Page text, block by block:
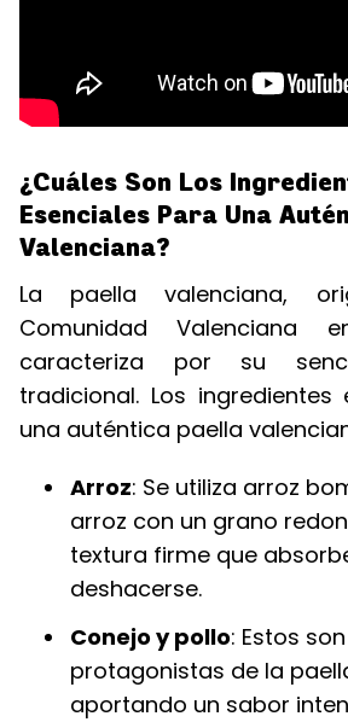
¿Cuáles Son Los
Esenciales Para Una
Valenciana?
La paella valenciana,
Comunidad Valenciana
caracteriza por su
tradicional. Los ingredientes
una auténtica paella
Arroz: Se utiliza arroz
arroz con un grano
textura firme que
deshacerse.
Conejo y pollo: Estos
protagonistas de la
aportando un sabor